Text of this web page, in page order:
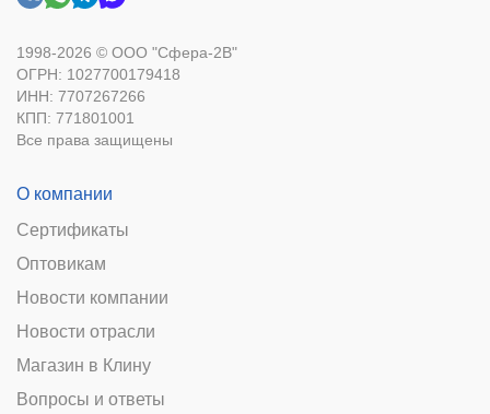
1998-2026 © ООО "Сфера-2В"
ОГРН: 1027700179418
ИНН: 7707267266
КПП: 771801001
Все права защищены
О компании
Сертификаты
Оптовикам
Новости компании
Новости отрасли
Магазин в Клину
Вопросы и ответы